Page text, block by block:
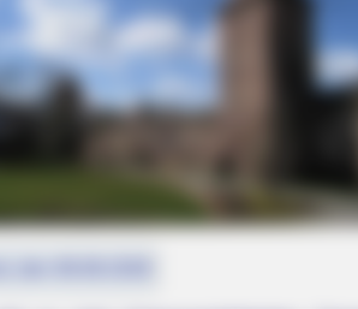
For TV? These Scenes Slipped